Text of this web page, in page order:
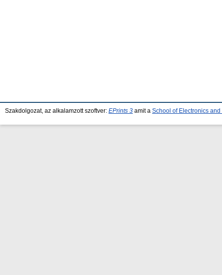
Szakdolgozat, az alkalamzott szoftver: EPrints 3 amit a School of Electronics